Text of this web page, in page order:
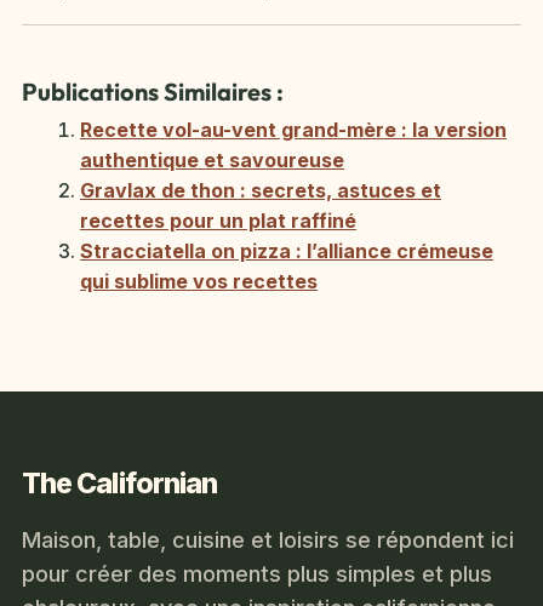
Publications Similaires :
Recette vol-au-vent grand-mère : la version
authentique et savoureuse
Gravlax de thon : secrets, astuces et
recettes pour un plat raffiné
Stracciatella on pizza : l’alliance crémeuse
qui sublime vos recettes
The Californian
Maison, table, cuisine et loisirs se répondent ici
pour créer des moments plus simples et plus